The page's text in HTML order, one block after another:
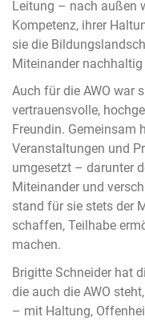
Leitung – nach außen
Kompetenz, ihrer
sie die
Miteinander
Auch für die AWO war
vertrauensvolle,
Freundin. Gemeinsam
Veranstaltungen und
umgesetzt – darunter
Miteinander und
stand für sie stets der
schaffen, Teilhabe
machen.
Brigitte Schneider hat
die auch die AWO
– mit Haltung,